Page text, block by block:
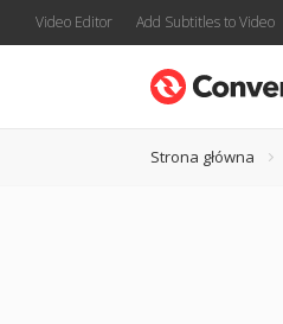
Video Editor Add Subtitles to Video
Strona główna